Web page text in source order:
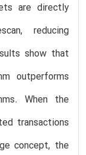
are directly
reducing
show that
outperforms
When the
transactions
concept, the